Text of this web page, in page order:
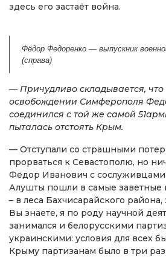
здесь его застаёт война.
Фёдор Федоренко — выпускник
(справа)
— Причудливо складывается,
освобождении Симферополя
соединился с той же самой
пыталась отстоять Крым.
— Отступали со страшными
прорваться к Севастополю, но
Фёдор Иванович с сослуживцами
Алушты пошли в самые заветные
– в леса Бахчисарайского
Вы знаете, я по роду научной
занимался и белорусскими
украинскими: условия для всех
Крыму партизанам было в три